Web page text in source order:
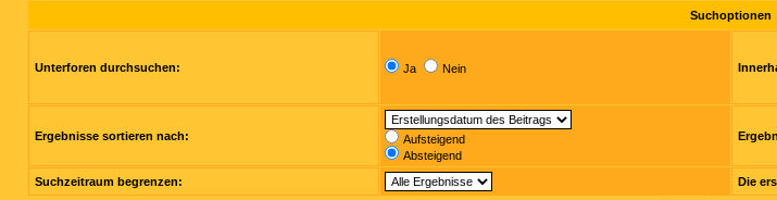
Suchoptionen
Unterforen durchsuchen: Ja Nein
Ergebnisse sortieren nach:
Aufsteigend
Absteigend
Suchzeitraum begrenzen: Die